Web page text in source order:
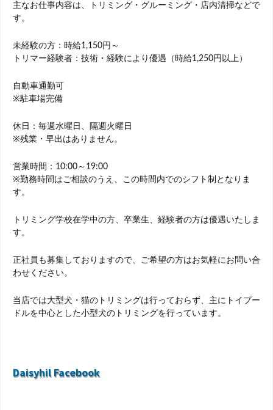
主なお仕事内容は、トリミング・グルーミング・店内清掃などで
す。
未経験の方：時給1,150円～
トリマー経験者：技術・経験により優遇（時給1,250円以上）
自動車通勤可
※駐車場完備
休日：毎週水曜日、隔週火曜日
※残業・早出はありません。
営業時間：10:00～19:00
※勤務時間はご相談のうえ、この時間内でのシフト制となりま
す。
トリミング学校在学中の方、卒業生、経験者の方は優遇いたしま
す。
正社員も募集しておりますので、ご希望の方はお気軽にお問い合
わせください。
当店では大型犬・猫のトリミングは行っておらず、主にトイプー
ドルを中心とした小型犬のトリミングを行っています。
Daisyhil Facebook